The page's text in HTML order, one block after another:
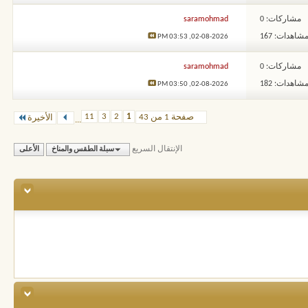
مشاركات: 0
167
saramohmad
02-08-2026,
03:53 PM
مشاركات: 0
182
saramohmad
02-08-2026,
03:50 PM
صفحة 1 من 43 1
2
3
11
... الأخيرة
الإنتقال السريع سبلة الطقس والمناخ الأعلى